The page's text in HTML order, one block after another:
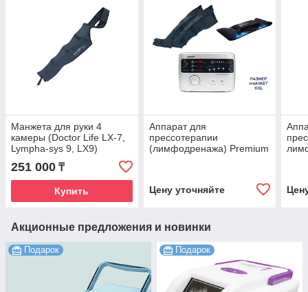
Манжета для руки 4
камеры (Doctor Life LX-7,
Lympha-sys 9, LX9)
251 000 ₸
Купить
Аппарат для
прессотерапии
(лимфодренажа) Premium
ног(XXL) +термо-бандаж
Цену уточняйте
Акционные предложения и новинки
Подарок Подарок